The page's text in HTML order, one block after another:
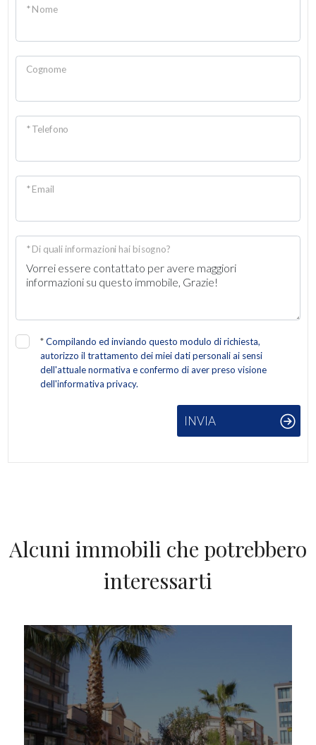
* Nome
Cognome
* Telefono
* Email
* Di quali informazioni hai bisogno?
*Compilando ed inviando questo modulo di richiesta,
autorizzo il trattamento dei miei dati personali ai sensi
dell'attuale normativa e confermo di aver preso visione
dell'informativa privacy.
INVIA
Alcuni immobili che potrebbero
interessarti
Giardino
Ascensore
Lusso